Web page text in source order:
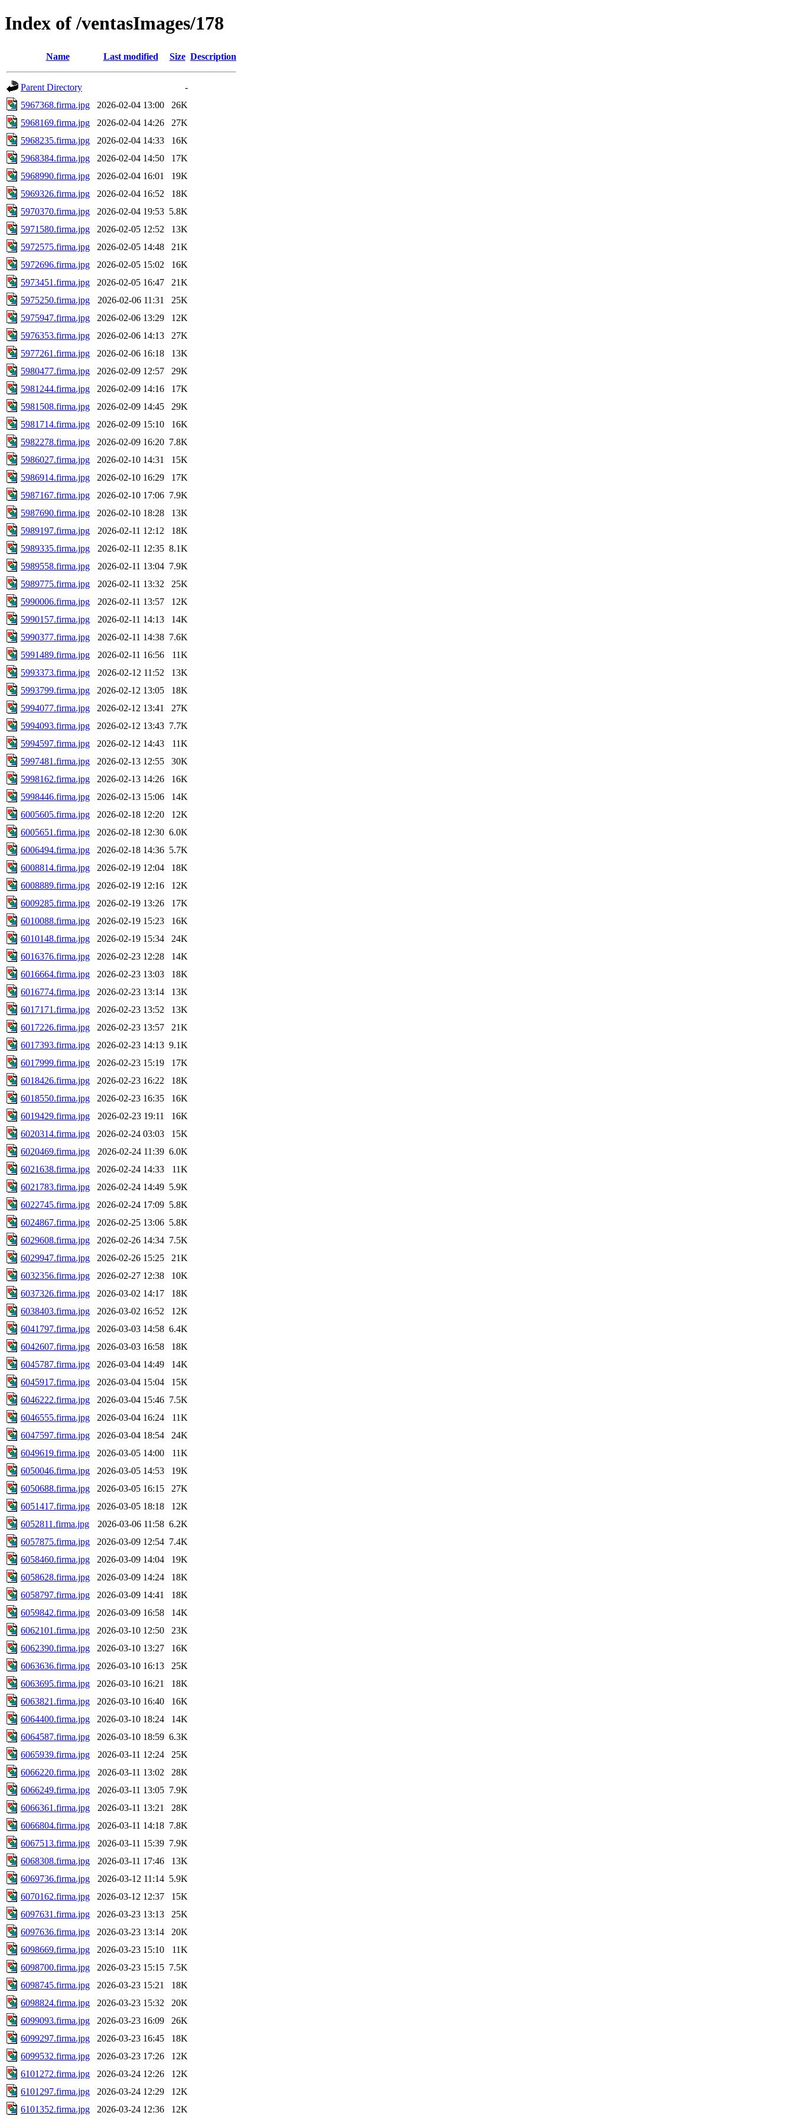
Index of /ventasImages/178
Name Last modified Size Description
Parent Directory
-
5967368.firma.jpg
2026-02-04 13:00
26K
5968169.firma.jpg
2026-02-04 14:26
27K
5968235.firma.jpg
2026-02-04 14:33
16K
5968384.firma.jpg
2026-02-04 14:50
17K
5968990.firma.jpg
2026-02-04 16:01
19K
5969326.firma.jpg
2026-02-04 16:52
18K
5970370.firma.jpg
2026-02-04 19:53 5.8K
5971580.firma.jpg
2026-02-05 12:52
13K
5972575.firma.jpg
2026-02-05 14:48
21K
5972696.firma.jpg
2026-02-05 15:02
16K
5973451.firma.jpg
2026-02-05 16:47
21K
5975250.firma.jpg
2026-02-06 11:31
25K
5975947.firma.jpg
2026-02-06 13:29
12K
5976353.firma.jpg
2026-02-06 14:13
27K
5977261.firma.jpg
2026-02-06 16:18
13K
5980477.firma.jpg
2026-02-09 12:57
29K
5981244.firma.jpg
2026-02-09 14:16
17K
5981508.firma.jpg
2026-02-09 14:45
29K
5981714.firma.jpg
2026-02-09 15:10
16K
5982278.firma.jpg
2026-02-09 16:20 7.8K
5986027.firma.jpg
2026-02-10 14:31
15K
5986914.firma.jpg
2026-02-10 16:29
17K
5987167.firma.jpg
2026-02-10 17:06 7.9K
5987690.firma.jpg
2026-02-10 18:28
13K
5989197.firma.jpg
2026-02-11 12:12
18K
5989335.firma.jpg
2026-02-11 12:35 8.1K
5989558.firma.jpg
2026-02-11 13:04 7.9K
5989775.firma.jpg
2026-02-11 13:32
25K
5990006.firma.jpg
2026-02-11 13:57
12K
5990157.firma.jpg
2026-02-11 14:13
14K
5990377.firma.jpg
2026-02-11 14:38 7.6K
5991489.firma.jpg
2026-02-11 16:56
11K
5993373.firma.jpg
2026-02-12 11:52
13K
5993799.firma.jpg
2026-02-12 13:05
18K
5994077.firma.jpg
2026-02-12 13:41
27K
5994093.firma.jpg
2026-02-12 13:43 7.7K
5994597.firma.jpg
2026-02-12 14:43
11K
5997481.firma.jpg
2026-02-13 12:55
30K
5998162.firma.jpg
2026-02-13 14:26
16K
5998446.firma.jpg
2026-02-13 15:06
14K
6005605.firma.jpg
2026-02-18 12:20
12K
6005651.firma.jpg
2026-02-18 12:30 6.0K
6006494.firma.jpg
2026-02-18 14:36 5.7K
6008814.firma.jpg
2026-02-19 12:04
18K
6008889.firma.jpg
2026-02-19 12:16
12K
6009285.firma.jpg
2026-02-19 13:26
17K
6010088.firma.jpg
2026-02-19 15:23
16K
6010148.firma.jpg
2026-02-19 15:34
24K
6016376.firma.jpg
2026-02-23 12:28
14K
6016664.firma.jpg
2026-02-23 13:03
18K
6016774.firma.jpg
2026-02-23 13:14
13K
6017171.firma.jpg
2026-02-23 13:52
13K
6017226.firma.jpg
2026-02-23 13:57
21K
6017393.firma.jpg
2026-02-23 14:13 9.1K
6017999.firma.jpg
2026-02-23 15:19
17K
6018426.firma.jpg
2026-02-23 16:22
18K
6018550.firma.jpg
2026-02-23 16:35
16K
6019429.firma.jpg
2026-02-23 19:11
16K
6020314.firma.jpg
2026-02-24 03:03
15K
6020469.firma.jpg
2026-02-24 11:39 6.0K
6021638.firma.jpg
2026-02-24 14:33
11K
6021783.firma.jpg
2026-02-24 14:49 5.9K
6022745.firma.jpg
2026-02-24 17:09 5.8K
6024867.firma.jpg
2026-02-25 13:06 5.8K
6029608.firma.jpg
2026-02-26 14:34 7.5K
6029947.firma.jpg
2026-02-26 15:25
21K
6032356.firma.jpg
2026-02-27 12:38
10K
6037326.firma.jpg
2026-03-02 14:17
18K
6038403.firma.jpg
2026-03-02 16:52
12K
6041797.firma.jpg
2026-03-03 14:58 6.4K
6042607.firma.jpg
2026-03-03 16:58
18K
6045787.firma.jpg
2026-03-04 14:49
14K
6045917.firma.jpg
2026-03-04 15:04
15K
6046222.firma.jpg
2026-03-04 15:46 7.5K
6046555.firma.jpg
2026-03-04 16:24
11K
6047597.firma.jpg
2026-03-04 18:54
24K
6049619.firma.jpg
2026-03-05 14:00
11K
6050046.firma.jpg
2026-03-05 14:53
19K
6050688.firma.jpg
2026-03-05 16:15
27K
6051417.firma.jpg
2026-03-05 18:18
12K
6052811.firma.jpg
2026-03-06 11:58 6.2K
6057875.firma.jpg
2026-03-09 12:54 7.4K
6058460.firma.jpg
2026-03-09 14:04
19K
6058628.firma.jpg
2026-03-09 14:24
18K
6058797.firma.jpg
2026-03-09 14:41
18K
6059842.firma.jpg
2026-03-09 16:58
14K
6062101.firma.jpg
2026-03-10 12:50
23K
6062390.firma.jpg
2026-03-10 13:27
16K
6063636.firma.jpg
2026-03-10 16:13
25K
6063695.firma.jpg
2026-03-10 16:21
18K
6063821.firma.jpg
2026-03-10 16:40
16K
6064400.firma.jpg
2026-03-10 18:24
14K
6064587.firma.jpg
2026-03-10 18:59 6.3K
6065939.firma.jpg
2026-03-11 12:24
25K
6066220.firma.jpg
2026-03-11 13:02
28K
6066249.firma.jpg
2026-03-11 13:05 7.9K
6066361.firma.jpg
2026-03-11 13:21
28K
6066804.firma.jpg
2026-03-11 14:18 7.8K
6067513.firma.jpg
2026-03-11 15:39 7.9K
6068308.firma.jpg
2026-03-11 17:46
13K
6069736.firma.jpg
2026-03-12 11:14 5.9K
6070162.firma.jpg
2026-03-12 12:37
15K
6097631.firma.jpg
2026-03-23 13:13
25K
6097636.firma.jpg
2026-03-23 13:14
20K
6098669.firma.jpg
2026-03-23 15:10
11K
6098700.firma.jpg
2026-03-23 15:15 7.5K
6098745.firma.jpg
2026-03-23 15:21
18K
6098824.firma.jpg
2026-03-23 15:32
20K
6099093.firma.jpg
2026-03-23 16:09
26K
6099297.firma.jpg
2026-03-23 16:45
18K
6099532.firma.jpg
2026-03-23 17:26
12K
6101272.firma.jpg
2026-03-24 12:26
12K
6101297.firma.jpg
2026-03-24 12:29
12K
6101352.firma.jpg
2026-03-24 12:36 12K